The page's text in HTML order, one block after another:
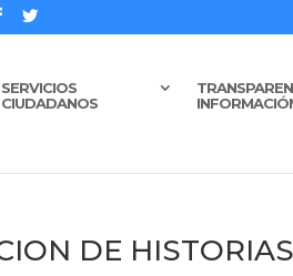
SERVICIOS
CIUDADANOS
DE HISTORIAS